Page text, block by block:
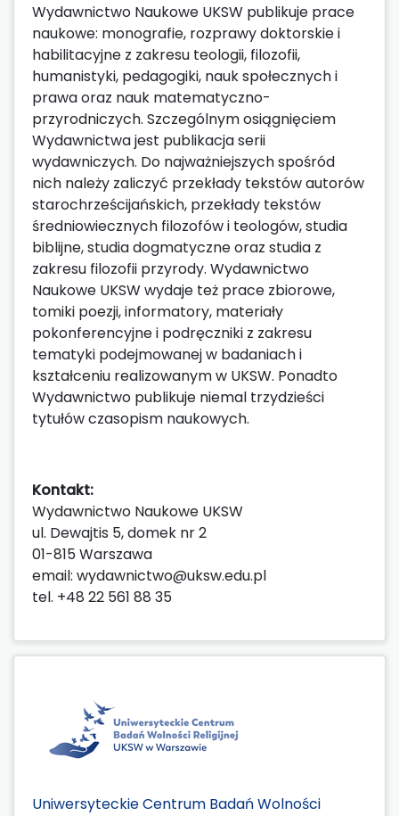
Wydawnictwo Naukowe UKSW publikuje prace
naukowe: monografie, rozprawy doktorskie i
habilitacyjne z zakresu teologii, filozofii,
humanistyki, pedagogiki, nauk społecznych i
prawa oraz nauk matematyczno-
przyrodniczych. Szczególnym osiągnięciem
Wydawnictwa jest publikacja serii
wydawniczych. Do najważniejszych spośród
nich należy zaliczyć przekłady tekstów autorów
starochrześcijańskich, przekłady tekstów
średniowiecznych filozofów i teologów, studia
biblijne, studia dogmatyczne oraz studia z
zakresu filozofii przyrody. Wydawnictwo
Naukowe UKSW wydaje też prace zbiorowe,
tomiki poezji, informatory, materiały
pokonferencyjne i podręczniki z zakresu
tematyki podejmowanej w badaniach i
kształceniu realizowanym w UKSW. Ponadto
Wydawnictwo publikuje niemal trzydzieści
tytułów czasopism naukowych.
Kontakt:
Wydawnictwo Naukowe UKSW
ul. Dewajtis 5, domek nr 2
01-815 Warszawa
email: wydawnictwo@uksw.edu.pl
tel. +48 22 561 88 35
Uniwersyteckie Centrum Badań Wolności